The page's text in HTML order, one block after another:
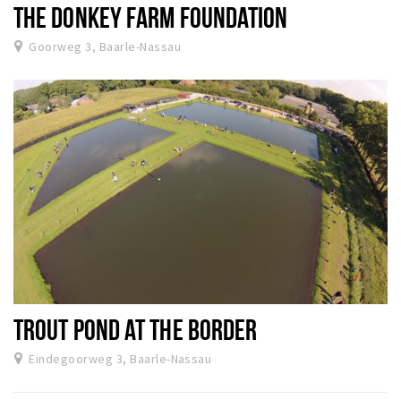
THE DONKEY FARM FOUNDATION
Goorweg 3, Baarle-Nassau
TROUT POND AT THE BORDER
Eindegoorweg 3, Baarle-Nassau